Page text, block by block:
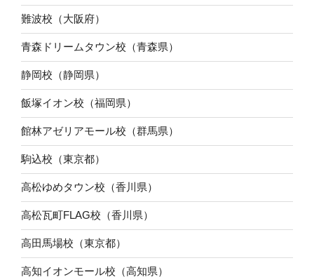
難波校（大阪府）
青森ドリームタウン校（青森県）
静岡校（静岡県）
飯塚イオン校（福岡県）
館林アゼリアモール校（群馬県）
駒込校（東京都）
高松ゆめタウン校（香川県）
高松瓦町FLAG校（香川県）
高田馬場校（東京都）
高知イオンモール校（高知県）